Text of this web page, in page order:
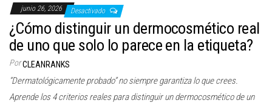
junio 26, 2026 Desactivado
¿Cómo distinguir un dermocosmético real
de uno que solo lo parece en la etiqueta?
PorCLEANRANKS
“Dermatológicamente probado” no siempre garantiza lo que crees.
Aprende los 4 criterios reales para distinguir un dermocosmético de un